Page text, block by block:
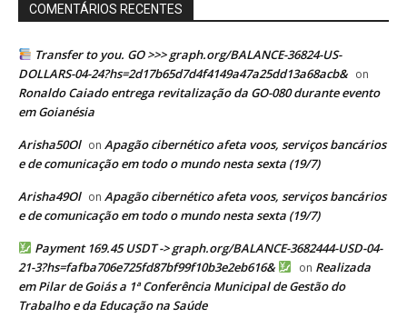
COMENTÁRIOS RECENTES
Transfer to you. GO >>> graph.org/BALANCE-36824-US-
DOLLARS-04-24?hs=2d17b65d7d4f4149a47a25dd13a68acb& on
Ronaldo Caiado entrega revitalização da GO-080 durante evento
em Goianésia
Arisha50Ol on Apagão cibernético afeta voos, serviços bancários
e de comunicação em todo o mundo nesta sexta (19/7)
Arisha49Ol on Apagão cibernético afeta voos, serviços bancários
e de comunicação em todo o mundo nesta sexta (19/7)
Payment 169.45 USDT -> graph.org/BALANCE-3682444-USD-04-
21-3?hs=fafba706e725fd87bf99f10b3e2eb616&
on Realizada
em Pilar de Goiás a 1ª Conferência Municipal de Gestão do
Trabalho e da Educação na Saúde